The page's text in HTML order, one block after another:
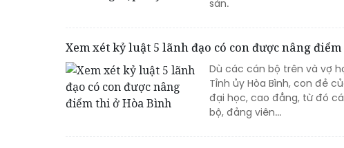
sản.
Xem xét kỷ luật 5 lãnh đạo có con được nâng
Dù các cán bộ trên và vợ
Tỉnh ủy Hòa Bình, con đẻ
đại học, cao đẳng, từ đó
bộ, đảng viên...